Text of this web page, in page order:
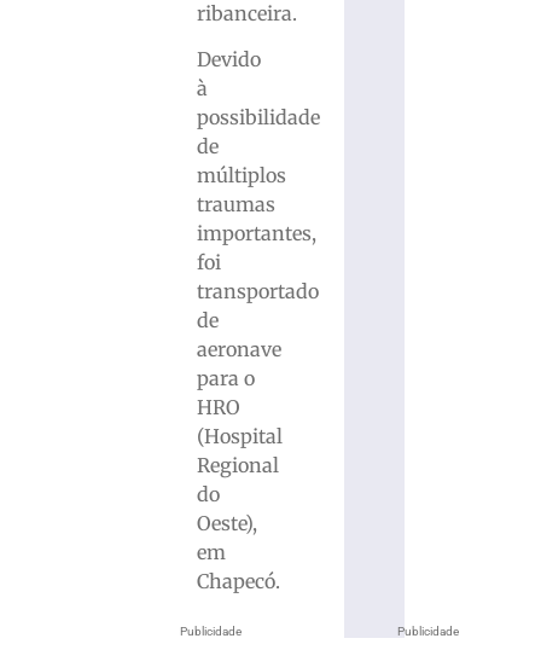
Publicidade
ribanceira.
Devido
à
possibilidade
de
múltiplos
traumas
importantes,
foi
transportado
de
aeronave
para o
HRO
(Hospital
Regional
do
Oeste),
em
Chapecó.
Publicidade